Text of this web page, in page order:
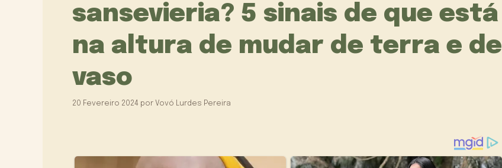
sansevieria? 5 sinais de que está
na altura de mudar de terra e de
vaso
20 Fevereiro 2024 por Vovó Lurdes Pereira